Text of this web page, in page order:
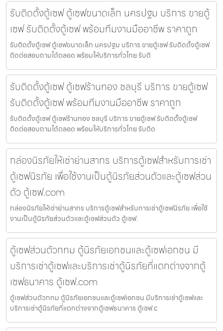
รับติดตั้งตู้เซฟ ตู้เซฟขนาดเล็ก นครปฐม บริการ ขายตู้
เซฟ รับติดตั้งตู้เซฟ พร้อมทีมงานมืออาชีพ ราคาถูก
รับติดตั้งตู้เซฟ ตู้เซฟขนาดเล็ก นครปฐม บริการ ขายตู้เซฟ รับติดตั้งตู้เซฟ
ติดต่อสอบถามได้ตลอด พร้อมให้บริการทั่วไทย รับติ
รับติดตั้งตู้เซฟ ตู้เซฟร้านทอง ชลบุรี บริการ ขายตู้เซฟ
รับติดตั้งตู้เซฟ พร้อมทีมงานมืออาชีพ ราคาถูก
รับติดตั้งตู้เซฟ ตู้เซฟร้านทอง ชลบุรี บริการ ขายตู้เซฟ รับติดตั้งตู้เซฟ
ติดต่อสอบถามได้ตลอด พร้อมให้บริการทั่วไทย รับติด
กล่องนิรภัยให้เช่าย่านสาทร บริการตู้เซฟสำหรับการเช่า
ตู้เซฟนิรภัย เพื่อใช้งานเป็นตู้นิรภัยส่วนตัวและตู้เซฟส่วน
ตัว ตู้เซฟ.com
กล่องนิรภัยให้เช่าย่านสาทร บริการตู้เซฟสำหรับการเช่าตู้เซฟนิรภัย เพื่อใช้
งานเป็นตู้นิรภัยส่วนตัวและตู้เซฟส่วนตัว ตู้เซฟ.
ตู้เซฟส่วนตัวกทม ตู้นิรภัยเอกชนและตู้เซฟเอกชน มี
บริการเช่าตู้เซฟและบริการเช่าตู้นิรภัยที่แตกต่างจากตู้
เซฟธนาคาร ตู้เซฟ.com
ตู้เซฟส่วนตัวกทม ตู้นิรภัยเอกชนและตู้เซฟเอกชน มีบริการเช่าตู้เซฟและ
บริการเช่าตู้นิรภัยที่แตกต่างจากตู้เซฟธนาคาร ตู้เซฟ.c